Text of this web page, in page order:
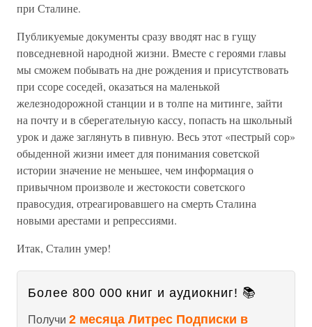
при Сталине.
Публикуемые документы сразу вводят нас в гущу
повседневной народной жизни. Вместе с героями главы
мы сможем побывать на дне рождения и присутствовать
при ссоре соседей, оказаться на маленькой
железнодорожной станции и в толпе на митинге, зайти
на почту и в сберегательную кассу, попасть на школьный
урок и даже заглянуть в пивную. Весь этот «пестрый сор»
обыденной жизни имеет для понимания советской
истории значение не меньшее, чем информация о
привычном произволе и жестокости советского
правосудия, отреагировавшего на смерть Сталина
новыми арестами и репрессиями.
Итак, Сталин умер!
Более 800 000 книг и аудиокниг! 📚
Получи 2 месяца Литрес Подписки в